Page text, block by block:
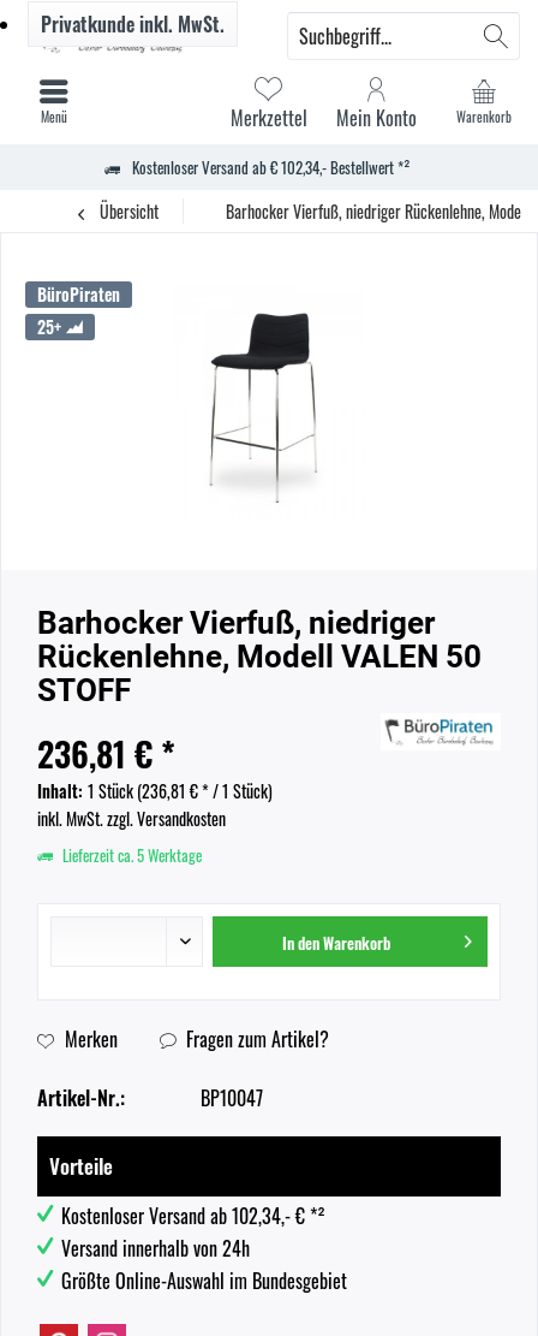
Kostenloser Versand ab € 102,34,- Bestellwert *²
Warenkorb
Merkzettel Mein Konto
Privatkundeinkl. MwSt.
Menü
Übersicht Barhocker Vierfuß, niedriger Rückenlehne, Modell
BüroPiraten
25+
Barhocker Vierfuß, niedriger
Rückenlehne, Modell VALEN 50
STOFF
236,81 € *
Inhalt: 1 Stück (236,81 €* / 1 Stück)
inkl. MwSt.zzgl. Versandkosten
Lieferzeit ca. 5 Werktage
In denWarenkorb
Merken Fragen zum Artikel?
Artikel-Nr.: BP10047
Vorteile
Kostenloser Versand ab 102,34,- € *²
Versand innerhalb von 24h
Größte Online-Auswahl im Bundesgebiet